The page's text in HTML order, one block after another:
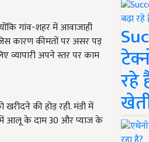
गांव-शहर में आवाजाही
कारण कीमतों पर असर पड़
व्यापारी अपने स्तर पर काम
की होड़ रही. मंडी में
में आलू के दाम 30 और प्याज के
रहे